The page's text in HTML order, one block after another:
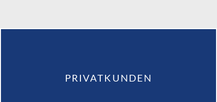
PRIVATKUNDEN